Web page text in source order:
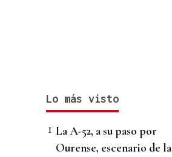
Lo más visto
La A-52, a su paso por
Ourense, escenario de la